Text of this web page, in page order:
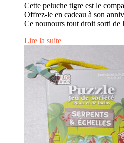
Cette peluche tigre est le
Offrez-le en cadeau à son
Ce nounours tout droit sorti de
Lire la suite